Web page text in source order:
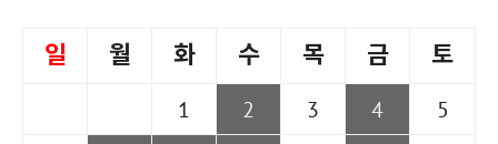
일 월 화 수 목 금 토
1 2 3 4
5